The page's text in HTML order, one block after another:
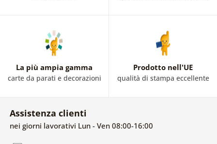
La più ampia gamma
carte da parati e decorazioni
Prodotto nell'UE
qualità di stampa eccellente
Assistenza clienti
nei giorni lavorativi Lun - Ven 08:00-16:00